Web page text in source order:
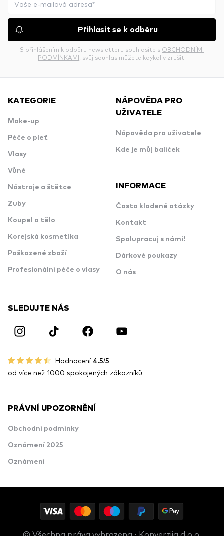
Přihlasit se k odběru
S přihlášením k odběru newsletteru souhlasíte s OBCHODNÍMI
PODMÍNKAMI, svůj souhlas můžete kdykoliv zrušit.
KATEGORIE
Make-up
Péče o pleť
Vlasy
Vůně
Nástroje a štětce
Zuby
Koupel a tělo
Korejská kosmetika
Poškozené zboží
Profesionální péče o vlasy
NÁPOVĚDA PRO
UŽIVATELE
Nápověda pro uživatele
Kde je můj balíček
INFORMACE
Často kladené otázky
Kontakt
Spolupracuj s námi!
Dárkové poukazy
O nás
SLEDUJTE NÁS
Hodnocení 4.5/5
od více než 1000 spokojených zákazníků
PRÁVNÍ UPOZORNĚNÍ
Obchodní podmínky
Oznámení 2025
Oznámení
© Všechna práva vyhrazena · Konverzija d.o.o.